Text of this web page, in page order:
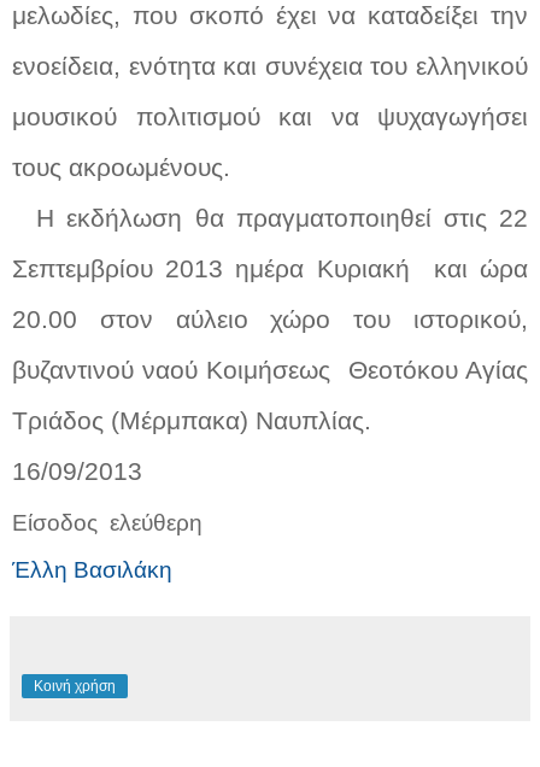
μελωδίες, που σκοπό έχει να καταδείξει την
ενοείδεια, ενότητα και συνέχεια του ελληνικού
μουσικού πολιτισμού και να ψυχαγωγήσει
τους ακροωμένους.
Η εκδήλωση θα πραγματοποιηθεί στις 22
Σεπτεμβρίου 2013 ημέρα Κυριακή
και ώρα
20.00 στον αύλειο χώρο του ιστορικού,
βυζαντινού ναού Κοιμήσεως
Θεοτόκου Αγίας
Τριάδος (Μέρμπακα) Ναυπλίας.
16/09/2013
Είσοδος ελεύθερη
Έλλη Βασιλάκη
Κοινή χρήση